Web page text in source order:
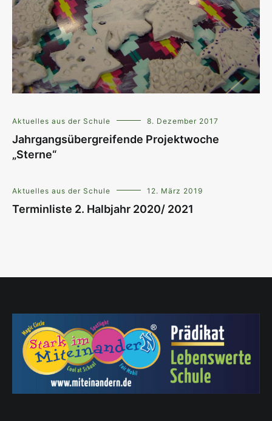
Aktuelles aus der Schule 8. Dezember 2017
Jahrgangsübergreifende Projektwoche
„Sterne“
Aktuelles aus der Schule 12. März 2019
Terminliste 2. Halbjahr 2020/ 2021